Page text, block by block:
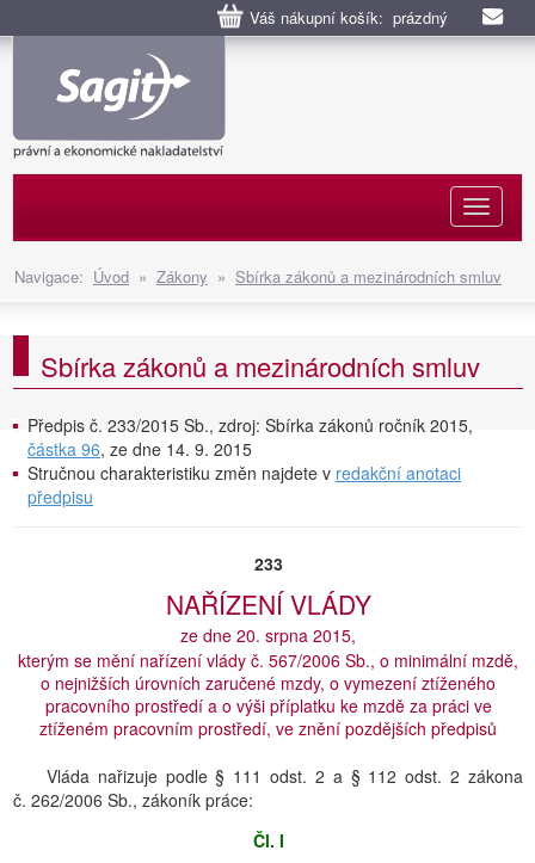
Váš nákupní košík: prázdný
Navigace: Úvod » Zákony » Sbírka zákonů a mezinárodních smluv
Sbírka zákonů a mezinárodních smluv
Předpis č. 233/2015 Sb., zdroj: Sbírka zákonů ročník 2015,
částka 96, ze dne 14. 9. 2015
Stručnou charakteristiku změn najdete v redakční anotaci
předpisu
233
NAŘÍZENÍ VLÁDY
ze dne 20. srpna 2015,
kterým se mění nařízení vlády č. 567/2006 Sb., o minimální mzdě,
o nejnižších úrovních zaručené mzdy, o vymezení ztíženého
pracovního prostředí a o výši příplatku ke mzdě za práci ve
ztíženém pracovním prostředí, ve znění pozdějších předpisů
Vláda nařizuje podle § 111 odst. 2 a § 112 odst. 2 zákona
č. 262/2006 Sb., zákoník práce:
Čl. I